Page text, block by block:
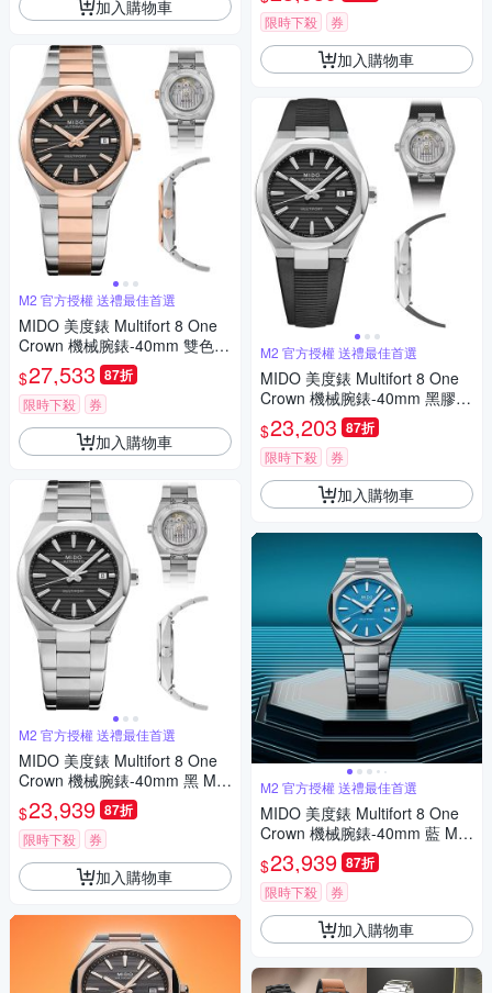
加入購物車
M2 官方授權 送禮最佳首選
MIDO 美度錶 Multifort 8 One
Crown 機械腕錶-40mm 雙色 M
0555072205100
$27,533 87折
限時下殺 券
加入購物車
M2 官方授權 送禮最佳首選
MIDO 美度錶 Multifort 8 One
Crown 機械腕錶-40mm 黑 M0
555071105100
$23,939 87折
限時下殺 券
加入購物車
5071105100
限時下殺 券
加入購物車
M2 官方授權 送禮最佳首選
MIDO 美度錶 Multifort 8 One
Crown 機械腕錶-40mm 黑膠 M
0555071705100
$23,203 87折
限時下殺 券
加入購物車
M2 官方授權 送禮最佳首選
MIDO 美度錶 Multifort 8 One
Crown 機械腕錶-40mm 藍 M0
555071104100
$23,939 87折
限時下殺 券
加入購物車